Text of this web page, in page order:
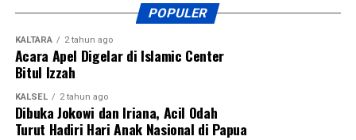
POPULER
KALTARA 2 tahun ago
Acara Apel Digelar di Islamic Center
Bitul Izzah
KALSEL 2 tahun ago
Dibuka Jokowi dan Iriana, Acil Odah
Turut Hadiri Hari Anak Nasional di Papua